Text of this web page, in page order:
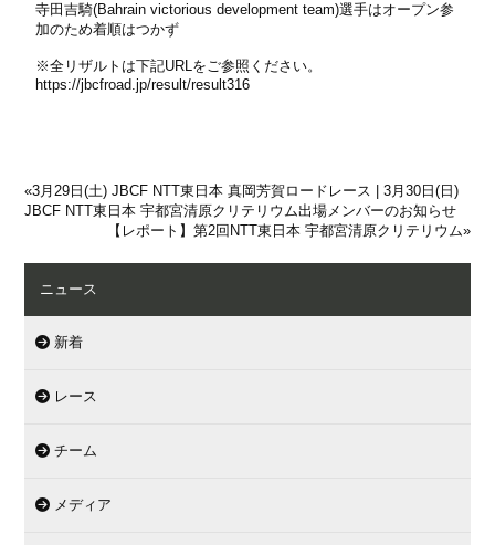
寺田吉騎(Bahrain victorious development team)選手はオープン参
加のため着順はつかず
※全リザルトは下記URLをご参照ください。
https://jbcfroad.jp/result/result316
«3月29日(土) JBCF NTT東日本 真岡芳賀ロードレース | 3月30日(日)
JBCF NTT東日本 宇都宮清原クリテリウム出場メンバーのお知らせ
【レポート】第2回NTT東日本 宇都宮清原クリテリウム»
ニュース
新着
レース
チーム
メディア